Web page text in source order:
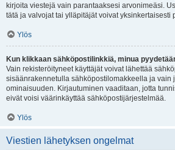
kirjoita viestejä vain parantaaksesi arvonimeäsi.
tätä ja valvojat tai ylläpitäjät voivat yksinkertaisesti
Ylös
Kun klikkaan sähköpostilinkkiä, minua
Vain rekisteröityneet käyttäjät voivat lähettää
sisäänrakennetulla sähköpostilomakkeella ja vain
ominaisuuden. Kirjautuminen vaaditaan, jotta
eivät voisi väärinkäyttää sähköpostijärjestelmää.
Ylös
Viestien lähetyksen ongelmat